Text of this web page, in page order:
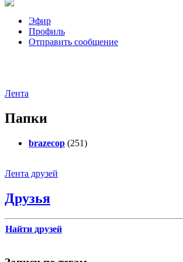
Эфир
Профиль
Отправить сообщение
Лента
Папки
brazecop (251)
Лента друзей
Друзья
Найти друзей